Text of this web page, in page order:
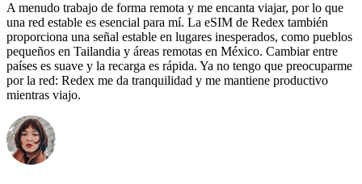
A menudo trabajo de forma remota y me encanta viajar, por lo que
una red estable es esencial para mí. La eSIM de Redex también
proporciona una señal estable en lugares inesperados, como pueblos
pequeños en Tailandia y áreas remotas en México. Cambiar entre
países es suave y la recarga es rápida. Ya no tengo que preocuparme
por la red: Redex me da tranquilidad y me mantiene productivo
mientras viajo.